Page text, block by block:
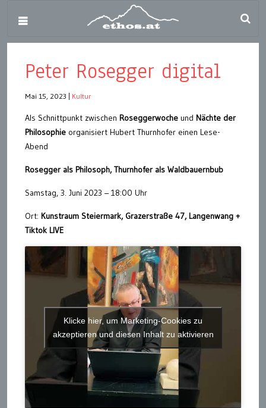
Peter Rosegger digital
Mai 15, 2023 Kultur
Als Schnittpunkt zwischen Roseggerwoche und Nächte der
Philosophie organisiert Hubert Thurnhofer einen Lese-
Abend
Rosegger als Philosoph, Thurnhofer als Waldbauernbub
Samstag, 3. Juni 2023 – 18:00 Uhr
Ort: Kunstraum Steiermark, Grazerstraße 47, Langenwang +
Tiktok LIVE
Klicke hier, um Marketing-Cookies zu
akzeptieren und diesen Inhalt zu aktivieren